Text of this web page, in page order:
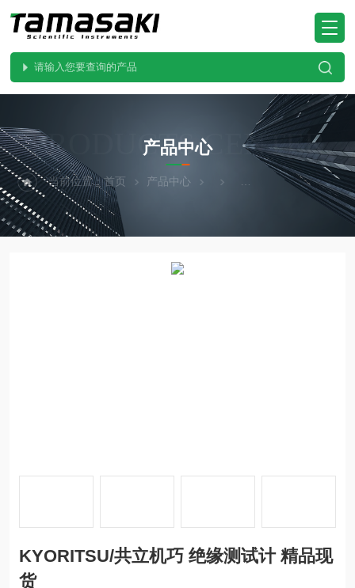
PRODUCTS CENTER
产品中心
当前位置：首页 产品中心 KYORITSU共立电表
KYORITSU/共立机巧 绝缘测试计 精品现
货